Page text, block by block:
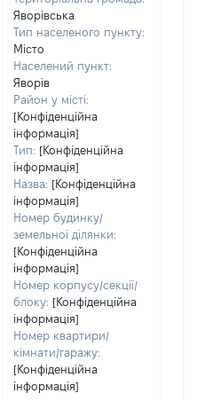
Яворівська
Тип населеного пункту:
Місто
Населений пункт:
Яворів
Район у місті:
[Конфіденційна
інформація]
Тип: [Конфіденційна
інформація]
Назва: [Конфіденційна
інформація]
Номер будинку/
земельної ділянки:
[Конфіденційна
інформація]
Номер корпусу/секції/
блоку: [Конфіденційна
інформація]
Номер квартири/
кімнати/гаражу:
[Конфіденційна
інформація]